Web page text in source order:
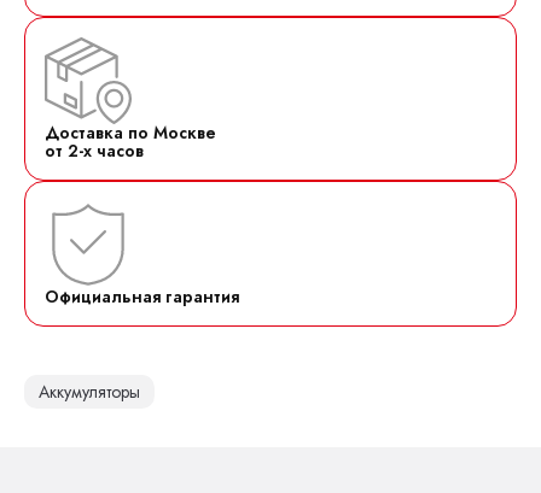
Доставка по Москве
от 2-х часов
Официальная гарантия
Аккумуляторы